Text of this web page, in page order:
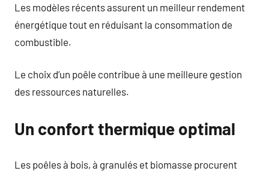
Les modèles récents assurent un meilleur rendement
énergétique tout en réduisant la consommation de
combustible.
Le choix d’un poêle contribue à une meilleure gestion
des ressources naturelles.
Un confort thermique optimal
Les poêles à bois, à granulés et biomasse procurent